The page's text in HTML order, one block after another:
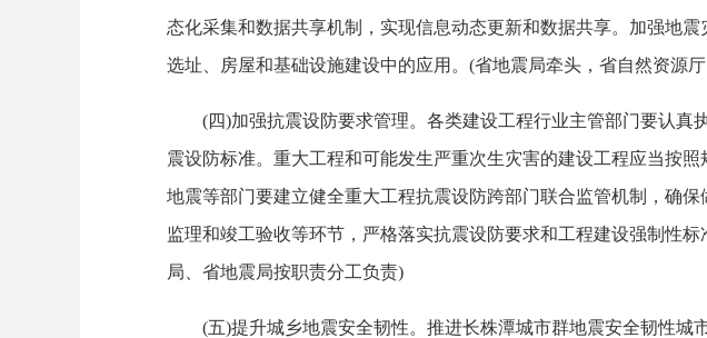
态化采集和数据共享机制，实现信息动态更新和数据共享。加强地
选址、房屋和基础设施建设中的应用。(省地震局牵头，省自然资源
(四)加强抗震设防要求管理。各类建设工程行业主管部门要认真
震设防标准。重大工程和可能发生严重次生灾害的建设工程应当按
地震等部门要建立健全重大工程抗震设防跨部门联合监管机制，确
监理和竣工验收等环节，严格落实抗震设防要求和工程建设强制性
局、省地震局按职责分工负责)
(五)提升城乡地震安全韧性。推进长株潭城市群地震安全韧性城